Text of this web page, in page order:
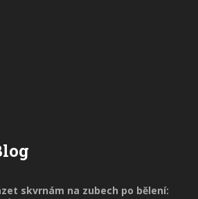
skvrnám na zubech po bělení: